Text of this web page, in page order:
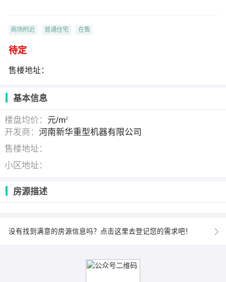
商场附近 普通住宅 在售
待定
售楼地址：
基本信息
楼盘均价： 元/m2
开发商：河南新华重型机器有限公司
售楼地址：
小区地址：
房源描述
没有找到满意的房源信息吗？点击这里去登记您的需求吧！